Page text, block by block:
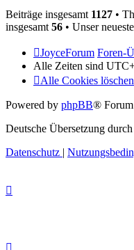
Beiträge insgesamt 1127 •
insgesamt 56 • Unser
JoyceForum Foren-
Alle Zeiten sind
Alle Cookies löschen
Powered by phpBB®
Deutsche Übersetzung durch
Datenschutz |